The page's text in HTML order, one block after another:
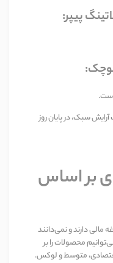
:
:
.
سبک، در پایان روز
بر اساس
مالی دارند و نمی‌دانند
محصولات را بر
متوسط و لوکس.